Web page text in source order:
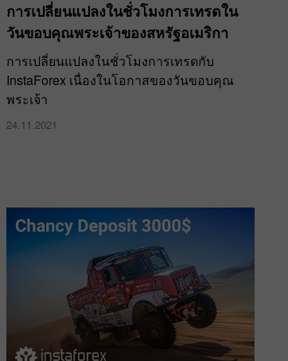
การเปลี่ยนแปลงในชั่วโมงการเทรดใน
วันขอบคุณพระเจ้าของสหรัฐอเมริกา
การเปลี่ยนแปลงในชั่วโมงการเทรดกับ
InstaForex เนื่องในโอกาสของวันขอบคุณ
พระเจ้า
24.11.2021